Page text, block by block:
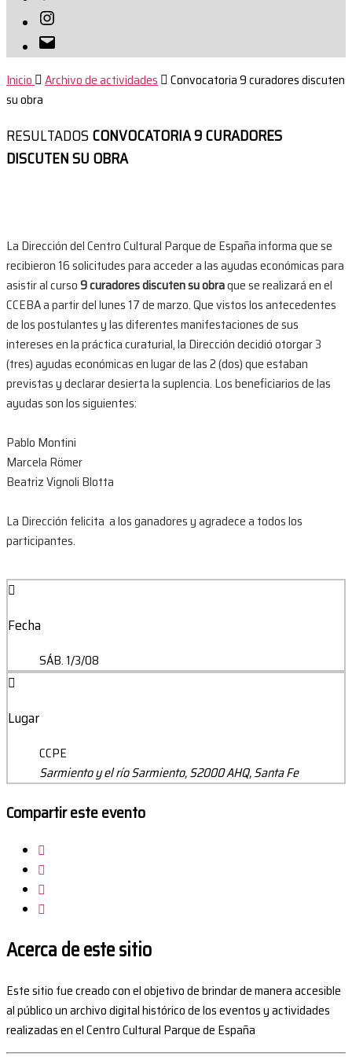
Instagram
Correo
electrónico
Inicio Archivo de actividades
Convocatoria 9 curadores discuten
su obra
RESULTADOS CONVOCATORIA 9 CURADORES
DISCUTEN SU OBRA
La Dirección del Centro Cultural Parque de España informa que se
recibieron 16 solicitudes para acceder a las ayudas económicas para
asistir al curso9 curadores discuten su obraque se realizará en el
CCEBA a partir del lunes 17 de marzo. Que vistos los antecedentes
de los postulantes y las diferentes manifestaciones de sus
intereses en la práctica curaturial, la Dirección decidió otorgar 3
(tres) ayudas económicas en lugar de las 2 (dos) que estaban
previstas y declarar desierta la suplencia. Los beneficiarios de las
ayudas son los siguientes:
Pablo Montini
Marcela Römer
Beatriz Vignoli Blotta
La Dirección felicita a los ganadores y agradece a todos los
participantes.
Fecha
SÁB. 1/3/08
Lugar
CCPE
Sarmiento y el río Sarmiento, S2000 AHQ, Santa Fe
Compartir este evento
Acerca de este sitio
Este sitio fue creado con el objetivo de brindar de manera accesible
al público un archivo digital histórico de los eventos y actividades
realizadas en el Centro Cultural Parque de España